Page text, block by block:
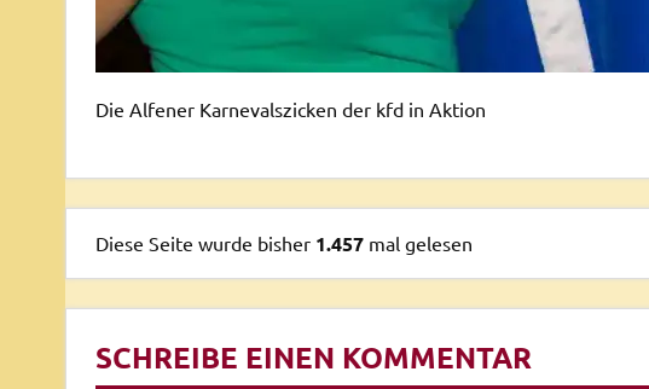
Die Alfener Karnevalszicken der kfd in Aktion
Diese Seite wurde bisher1.457 mal gelesen
SCHREIBE EINEN KOMMENTAR